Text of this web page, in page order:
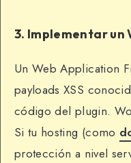
3. Implementar un
Un Web Application
payloads XSS
código del plugin.
Si tu hosting (como
protección a nivel